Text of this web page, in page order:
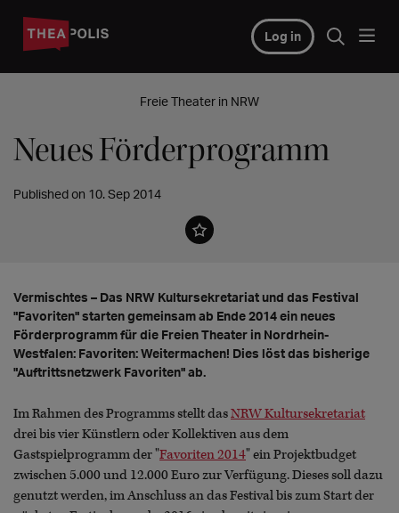
Log in
Freie Theater in NRW
Neues Förderprogramm
Published on 10. Sep 2014
Vermischtes – Das NRW Kultursekretariat und das Festival
"Favoriten" starten gemeinsam ab Ende 2014 ein neues
Förderprogramm für die Freien Theater in Nordrhein-
Westfalen: Favoriten: Weitermachen! Dies löst das bisherige
"Auftrittsnetzwerk Favoriten" ab.
Im Rahmen des Programms stellt dasNRW Kultursekretariat
drei bis vier Künstlern oder Kollektiven aus dem
Gastspielprogramm der "Favoriten 2014" ein Projektbudget
zwischen 5.000 und 12.000 Euro zur Verfügung. Dieses soll dazu
genutzt werden, im Anschluss an das Festival bis zum Start der